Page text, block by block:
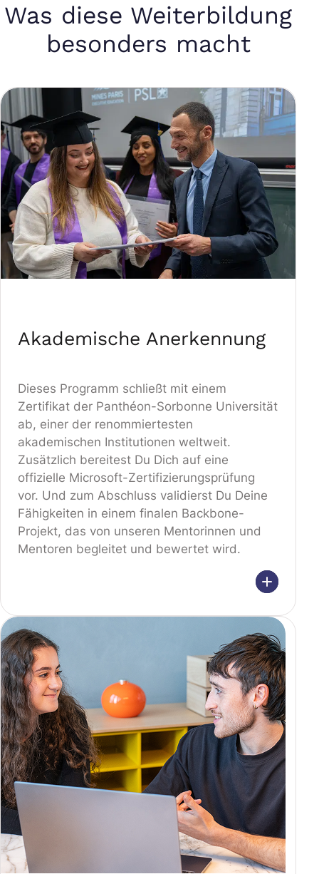
Was diese Weiterbildung
besonders macht
Akademische Anerkennung
Dieses Programm schließt mit einem
Zertifikat der Panthéon-Sorbonne Universität
ab, einer der renommiertesten
akademischen Institutionen weltweit.
Zusätzlich bereitest Du Dich auf eine
offizielle Microsoft-Zertifizierungsprüfung
vor. Und zum Abschluss validierst Du Deine
Fähigkeiten in einem finalen Backbone-
Projekt, das von unseren Mentorinnen und
Mentoren begleitet und bewertet wird.